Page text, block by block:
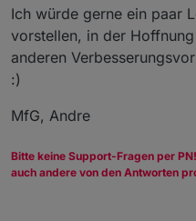
Ich würde gerne ein paar
vorstellen, in der
anderen
:)
MfG, Andre
Bitte keine Support-Fragen per
auch andere von den Antworten